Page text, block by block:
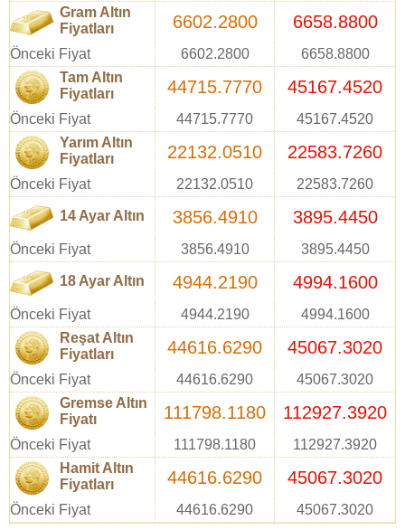
Gram Altın
Fiyatları
6602.2800 6658.8800
Önceki Fiyat 6602.2800
6658.8800
Tam Altın
Fiyatları
44715.7770 45167.4520
Önceki Fiyat 44715.7770
45167.4520
Yarım Altın
Fiyatları
22132.0510 22583.7260
Önceki Fiyat 22132.0510 22583.7260
14 Ayar Altın 3856.4910 3895.4450
Önceki Fiyat 3856.4910 3895.4450
18 Ayar Altın 4944.2190 4994.1600
Önceki Fiyat 4944.2190
4994.1600
Reşat Altın
Fiyatları
44616.6290 45067.3020
Önceki Fiyat 44616.6290
45067.3020
Gremse Altın
Fiyatı
111798.1180 112927.3920
Önceki Fiyat 111798.1180
112927.3920
Hamit Altın
Fiyatları
44616.6290 45067.3020
Önceki Fiyat 44616.6290 45067.3020